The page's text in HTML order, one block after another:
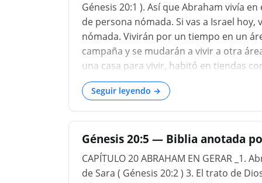
Génesis 20:1 ). Así que Abraham vivía
de persona nómada. Si vas a Israel
nómada. Vivirán por un tiempo en un
campaña y se mudarán a vivir a otra
una casa para vivir, habitó en tiendas
extranjero. Es interesante que Lot
siempre se dio cuenta de que él era
fundamento, cuyo hacedor y
Seguir leyendo →
Génesis 20:5 — Biblia anotada
CAPÍTULO 20 ABRAHAM EN GERAR _1.
de Sara ( Génesis 20:2 ) 3. El trato de